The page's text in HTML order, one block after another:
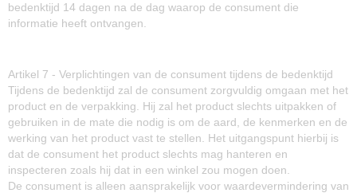
bedenktijd 14 dagen na de dag waarop de consument die
informatie heeft ontvangen.
Artikel 7 - Verplichtingen van de consument tijdens de bedenktijd
Tijdens de bedenktijd zal de consument zorgvuldig omgaan met het
product en de verpakking. Hij zal het product slechts uitpakken of
gebruiken in de mate die nodig is om de aard, de kenmerken en de
werking van het product vast te stellen. Het uitgangspunt hierbij is
dat de consument het product slechts mag hanteren en
inspecteren zoals hij dat in een winkel zou mogen doen.
De consument is alleen aansprakelijk voor waardevermindering van